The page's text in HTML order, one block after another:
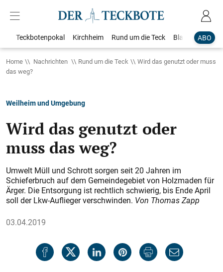
ABO
Teckbotenpokal Kirchheim Rund um die Teck Blaulicht
Home Nachrichten Rund um die Teck
Wird das genutzt oder muss
das weg?
Weilheim und Umgebung
Wird das genutzt oder
muss das weg?
Umwelt Müll und Schrott sorgen seit 20 Jahren im
Schieferbruch auf dem Gemeindegebiet von Holzmaden für
Ärger. Die Entsorgung ist rechtlich schwierig, bis Ende April
soll der Lkw-Auflieger verschwinden. Von Thomas Zapp
03.04.2019